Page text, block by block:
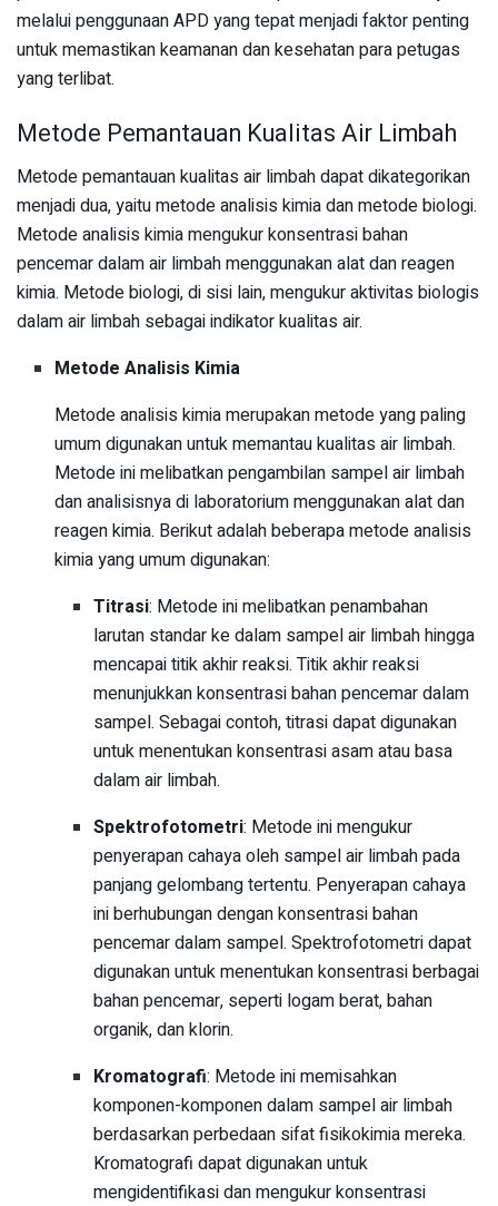
melalui penggunaan APD yang tepat menjadi faktor penting
untuk memastikan keamanan dan kesehatan para petugas
yang terlibat.
Metode Pemantauan Kualitas Air Limbah
Metode pemantauan kualitas air limbah dapat dikategorikan
menjadi dua, yaitu metode analisis kimia dan metode biologi.
Metode analisis kimia mengukur konsentrasi bahan
pencemar dalam air limbah menggunakan alat dan reagen
kimia. Metode biologi, di sisi lain, mengukur aktivitas biologis
dalam air limbah sebagai indikator kualitas air.
Metode Analisis Kimia
Metode analisis kimia merupakan metode yang paling
umum digunakan untuk memantau kualitas air limbah.
Metode ini melibatkan pengambilan sampel air limbah
dan analisisnya di laboratorium menggunakan alat dan
reagen kimia. Berikut adalah beberapa metode analisis
kimia yang umum digunakan:
Titrasi: Metode ini melibatkan penambahan
larutan standar ke dalam sampel air limbah hingga
mencapai titik akhir reaksi. Titik akhir reaksi
menunjukkan konsentrasi bahan pencemar dalam
sampel. Sebagai contoh, titrasi dapat digunakan
untuk menentukan konsentrasi asam atau basa
dalam air limbah.
Spektrofotometri: Metode ini mengukur
penyerapan cahaya oleh sampel air limbah pada
panjang gelombang tertentu. Penyerapan cahaya
ini berhubungan dengan konsentrasi bahan
pencemar dalam sampel. Spektrofotometri dapat
digunakan untuk menentukan konsentrasi berbagai
bahan pencemar, seperti logam berat, bahan
organik, dan klorin.
Kromatografi: Metode ini memisahkan
komponen-komponen dalam sampel air limbah
berdasarkan perbedaan sifat fisikokimia mereka.
Kromatografi dapat digunakan untuk
mengidentifikasi dan mengukur konsentrasi